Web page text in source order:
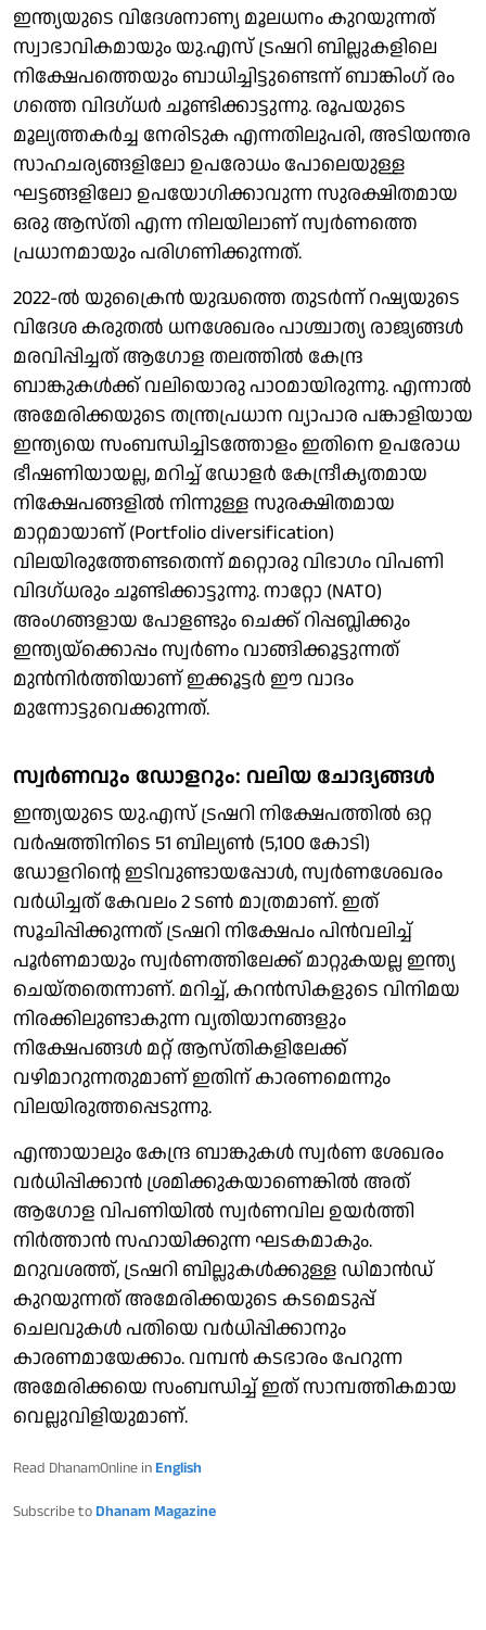
ഇന്ത്യയുടെ വിദേശനാണ്യ മൂലധനം കുറയുന്നത്
സ്വാഭാവികമായും യു.എസ് ട്രഷറി ബില്ലുകളിലെ
നിക്ഷേപത്തെയും ബാധിച്ചിട്ടുണ്ടെന്ന് ബാങ്കിം​ഗ് രം​
ഗത്തെ വിദ​ഗ്ധർ ചൂണ്ടിക്കാട്ടുന്നു. രൂപയുടെ
മൂല്യത്തകർച്ച നേരിടുക എന്നതിലുപരി, അടിയന്തര
സാഹചര്യങ്ങളിലോ ഉപരോധം പോലെയുള്ള
ഘട്ടങ്ങളിലോ ഉപയോഗിക്കാവുന്ന സുരക്ഷിതമായ
ഒരു ആസ്തി എന്ന നിലയിലാണ് സ്വർണത്തെ
പ്രധാനമായും പരിഗണിക്കുന്നത്.
2022-ൽ യുക്രൈൻ യുദ്ധത്തെ തുടർന്ന് റഷ്യയുടെ
വിദേശ കരുതൽ ധനശേഖരം പാശ്ചാത്യ രാജ്യങ്ങൾ
മരവിപ്പിച്ചത് ആ​ഗോള തലത്തിൽ കേന്ദ്ര
ബാങ്കുകൾക്ക് വലിയൊരു പാഠമായിരുന്നു. എന്നാൽ
അമേരിക്കയുടെ തന്ത്രപ്രധാന വ്യാപാര പങ്കാളിയായ
ഇന്ത്യയെ സംബന്ധിച്ചിടത്തോളം ഇതിനെ ഉപരോധ
ഭീഷണിയായല്ല, മറിച്ച് ഡോളർ കേന്ദ്രീകൃതമായ
നിക്ഷേപങ്ങളിൽ നിന്നുള്ള സുരക്ഷിതമായ
മാറ്റമായാണ് (Portfolio diversification)
വിലയിരുത്തേണ്ടതെന്ന് മറ്റൊരു വിഭാ​ഗം വിപണി
വിദ​ഗ്ധരും ചൂണ്ടിക്കാട്ടുന്നു. നാറ്റോ (NATO)
അംഗങ്ങളായ പോളണ്ടും ചെക്ക് റിപ്പബ്ലിക്കും
ഇന്ത്യയ്ക്കൊപ്പം സ്വർണം വാങ്ങിക്കൂട്ടുന്നത്
മുൻനിർത്തിയാണ് ഇക്കൂട്ടർ ഈ വാദം
മുന്നോട്ടുവെക്കുന്നത്.
സ്വർണവും ഡോളറും: വലിയ ചോദ്യങ്ങൾ
ഇന്ത്യയുടെ യു.എസ് ട്രഷറി നിക്ഷേപത്തിൽ ഒറ്റ
വർഷത്തിനിടെ 51 ബില്യൺ (5,100 കോടി)
ഡോളറിന്റെ ഇടിവുണ്ടായപ്പോൾ, സ്വർണശേഖരം
വർധിച്ചത് കേവലം 2 ടൺ മാത്രമാണ്. ഇത്
സൂചിപ്പിക്കുന്നത് ട്രഷറി നിക്ഷേപം പിൻവലിച്ച്
പൂർണമായും സ്വർണത്തിലേക്ക് മാറ്റുകയല്ല ഇന്ത്യ
ചെയ്തതെന്നാണ്. മറിച്ച്, കറൻസികളുടെ വിനിമയ
നിരക്കിലുണ്ടാകുന്ന വ്യതിയാനങ്ങളും
നിക്ഷേപങ്ങൾ മറ്റ് ആസ്തികളിലേക്ക്
വഴിമാറുന്നതുമാണ് ഇതിന് കാരണമെന്നും
വിലയിരുത്തപ്പെടുന്നു.
എന്തായാലും കേന്ദ്ര ബാങ്കുകൾ സ്വർണ ശേഖരം
വർധിപ്പിക്കാൻ ശ്രമിക്കുകയാണെങ്കിൽ അത്
ആഗോള വിപണിയിൽ സ്വർണവില ഉയർത്തി
നിർത്താൻ സഹായിക്കുന്ന ഘടകമാകും.
മറുവശത്ത്, ട്രഷറി ബില്ലുകൾക്കുള്ള ഡിമാൻഡ്
കുറയുന്നത് അമേരിക്കയുടെ കടമെടുപ്പ്
ചെലവുകൾ പതിയെ വർധിപ്പിക്കാനും
കാരണമായേക്കാം. വമ്പൻ കടഭാരം പേറുന്ന
അമേരിക്കയെ സംബന്ധിച്ച് ഇത് സാമ്പത്തികമായ
വെല്ലുവിളിയുമാണ്.
Read DhanamOnline in English
Subscribe to Dhanam Magazine